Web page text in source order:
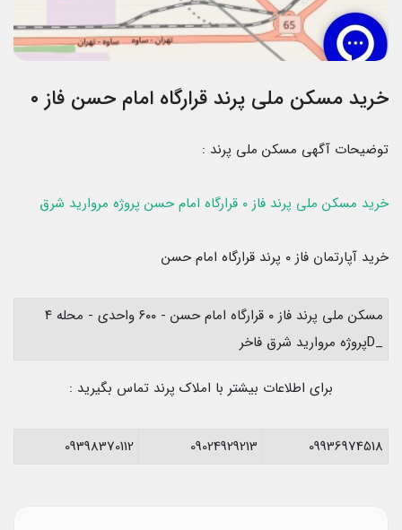
خرید مسکن ملی پرند قرارگاه امام حسن فاز ۰
توضیحات آگهی مسکن ملی پرند :
خرید مسکن ملی پرند فاز ۰ قرارگاه امام حسن پروژه مروارید شرق
خرید آپارتمان فاز ۰ پرند قرارگاه امام حسن
مسکن ملی پرند فاز ۰ قرارگاه امام حسن - ۶۰۰ واحدی - محله ۴
_Dپروژه مروارید شرق فاخر
برای اطلاعات بیشتر با املاک پرند تماس بگیرید :
09936974518
09024929213
09398370112